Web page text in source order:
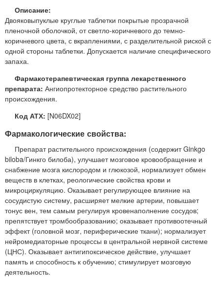
Описание:
Двояковыпуклые круглые таблетки покрытые прозрачной
пленочной оболочкой, от светло-коричневого до темно-
коричневого цвета, с вкраплениями, с разделительной риской с
одной стороны таблетки. Допускается наличие специфического
запаха.
Фармакотерапевтическая группа лекарственного
препарата: Ангиопротекторное средство растительного
происхождения.
Код АТХ: [N06DX02]
Фармакологические свойства:
Препарат растительного происхождения (содержит Ginkgo
biloba/Гинкго билоба), улучшает мозговое кровообращение и
снабжение мозга кислородом и глюкозой, нормализует обмен
веществ в клетках, реологические свойства крови и
микроциркуляцию. Оказывает регулирующее влияние на
сосудистую систему, расширяет мелкие артерии, повышает
тонус вен, тем самым регулируя кровенаполнение сосудов;
препятствует тромбообразованию; оказывает противоотечный
эффект (головной мозг, периферические ткани); нормализует
нейромедиаторные процессы в центральной нервной системе
(ЦНС). Оказывает антигипоксическое действие, улучшает
память и способность к обучению; стимулирует мозговую
деятельность.